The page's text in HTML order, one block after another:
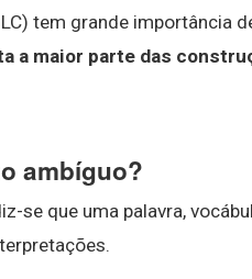
tem grande importância
a maior parte das
ambíguo?
se que uma palavra,